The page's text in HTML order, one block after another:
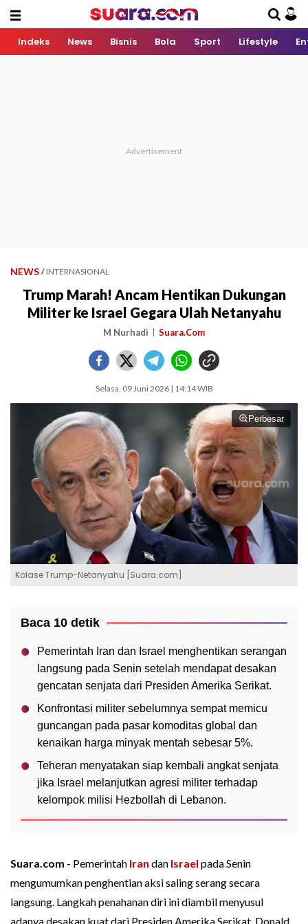
Indeks News Bisnis Bola Sport Lifestyle
NEWS / INTERNASIONAL
Trump Marah! Ancam Hentikan Dukungan
Militer ke Israel Gegara Ulah Netanyahu
M Nurhadi Suara.Com
Selasa, 09 Juni 2026 | 14:14 WIB
Perbesar
Kolase Trump-Netanyahu [Suara.com]
Baca 10 detik
Pemerintah Iran dan Israel menghentikan serangan
langsung pada Senin setelah mendapat desakan
gencatan senjata dari Presiden Amerika Serikat.
Konfrontasi militer sebelumnya sempat memicu
guncangan pada pasar komoditas global dan
kenaikan harga minyak mentah sebesar 5%.
Teheran menyatakan siap kembali angkat senjata
jika Israel melanjutkan agresi militer terhadap
kelompok milisi Hezbollah di Lebanon.
Suara.com - Pemerintah Iran dan Israel pada Senin
mengumumkan penghentian aksi saling serang secara
langsung. Langkah penahanan diri ini diambil menyusul
adanya desakan kuat dari Presiden Amerika Serikat, Donald